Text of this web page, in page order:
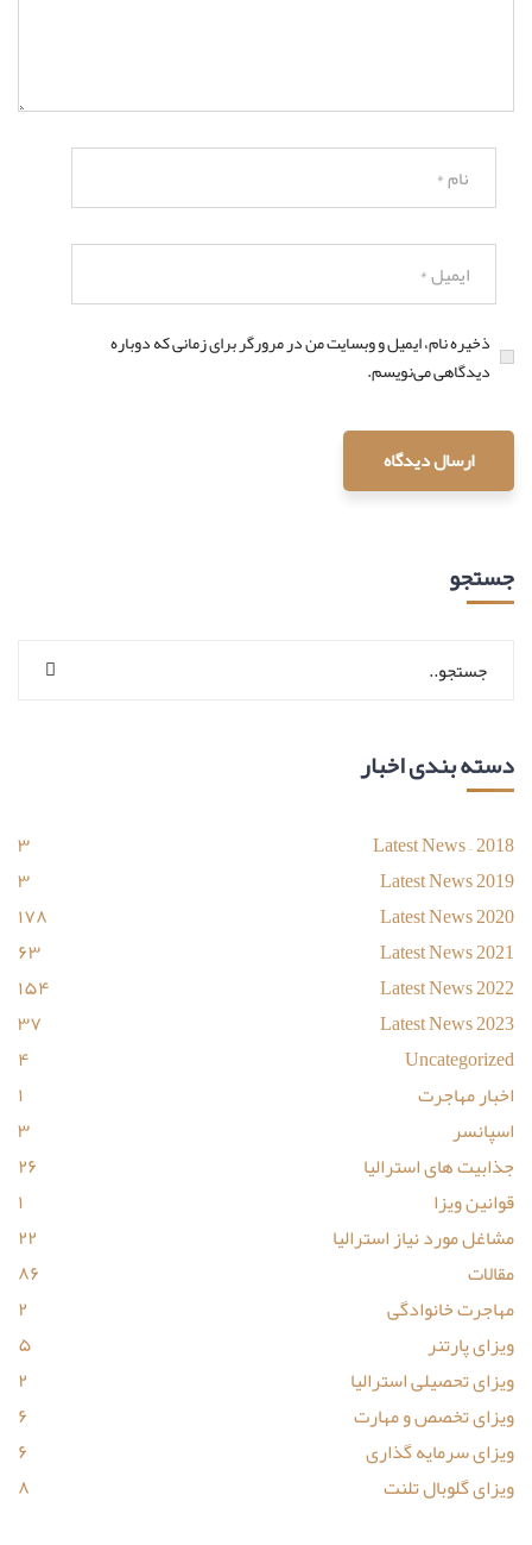
ذخیره نام، ایمیل و وبسایت من در مرورگر برای زمانی که دوباره
دیدگاهی می‌نویسم.
جستجو
دسته بندی اخبار
Latest News – 2018
۳
Latest News 2019
۳
Latest News 2020
۱۷۸
Latest News 2021
۶۳
Latest News 2022
۱۵۴
Latest News 2023
۳۷
Uncategorized
۴
اخبار مهاجرت
۱
اسپانسر
۳
جذابیت های استرالیا
۲۶
قوانین ویزا
۱
مشاغل مورد نیاز استرالیا
۲۲
مقالات
۸۶
مهاجرت خانوادگی
۲
ویزای پارتنر
۵
ویزای تحصیلی استرالیا
۲
ویزای تخصص و مهارت
۶
ویزای سرمایه گذاری
۶
ویزای گلوبال تلنت
۸